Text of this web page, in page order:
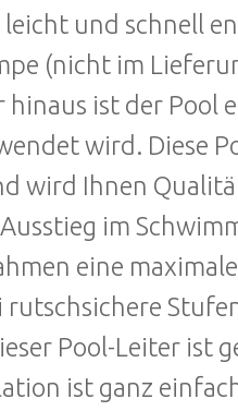
und schnell
(nicht im
ist der Pool
wird. Diese
wird Ihnen
im
eine
Pool-Leiter ist
ist ganz